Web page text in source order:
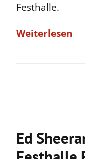
Festhalle.
Weiterlesen
Ed